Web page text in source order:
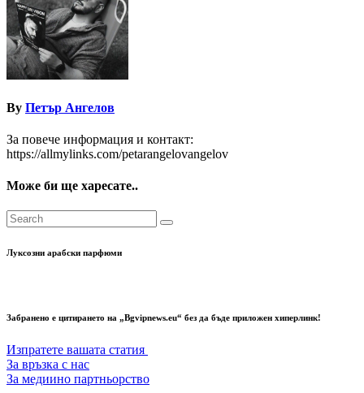
By Петър Ангелов
За повече информация и контакт:
https://allmylinks.com/petarangelovangelov
Може би ще харесате..
Луксозни арабски парфюми
Забранено е цитирането на „Bgvipnews.eu“ без да бъде приложен хиперлинк!
Изпратете вашата статия
За връзка с нас
За медиино партньорство